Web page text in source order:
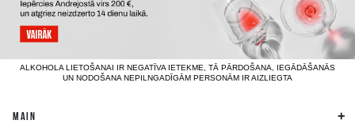
ALKOHOLA LIETOŠANAI IR NEGATĪVA IETEKME, TĀ PĀRDOŠANA, IEGĀDĀŠANĀS
UN NODOŠANA NEPILNGADĪGĀM PERSONĀM IR AIZLIEGTA
MAIN